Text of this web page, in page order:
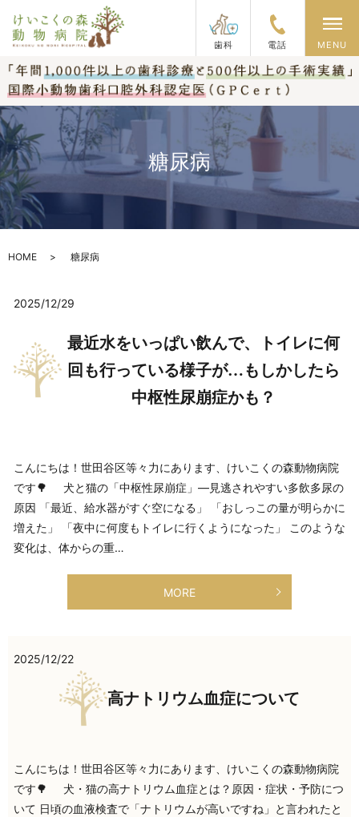
歯科 電話
メ
MENU
糖尿病
HOME 糖尿病
2025/12/29
最近水をいっぱい飲んで、トイレに何
回も行っている様子が…もしかしたら
中枢性尿崩症かも？
こんにちは！世田谷区等々力にあります、けいこくの森動物病院
です🌳 犬と猫の「中枢性尿崩症」―見逃されやすい多飲多尿の
原因 「最近、給水器がすぐ空になる」 「おしっこの量が明らかに
増えた」 「夜中に何度もトイレに行くようになった」 このような
変化は、体からの重…
MORE
2025/12/22
高ナトリウム血症について
こんにちは！世田谷区等々力にあります、けいこくの森動物病院
です🌳 犬・猫の高ナトリウム血症とは？原因・症状・予防につ
いて 日頃の血液検査で「ナトリウムが高いですね」と言われたと